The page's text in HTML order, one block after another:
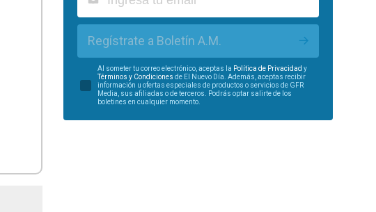
Regístrate a Boletín A.M.
Al someter tu correo electrónico, aceptas la Política de Privacidad y
Términos y Condiciones de El Nuevo Día. Además, aceptas recibir
información u ofertas especiales de productos o servicios de GFR
Media, sus afiliadas o de terceros. Podrás optar salirte de los
boletines en cualquier momento.